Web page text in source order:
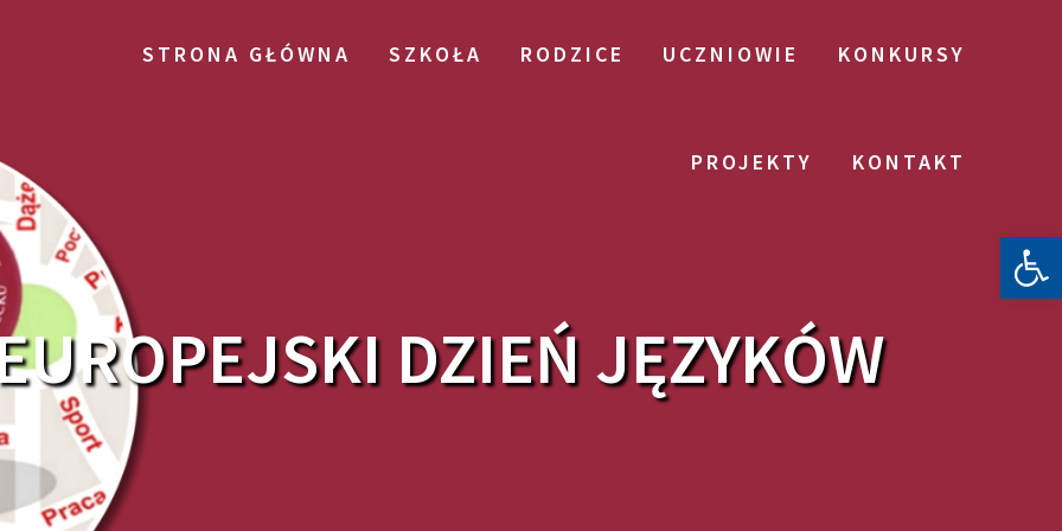
STRONA GŁÓWNA SZKOŁA RODZICE UCZNIOWIE KONKURSY
PROJEKTY KONTAKT
DZIEŃ JĘZYKÓW